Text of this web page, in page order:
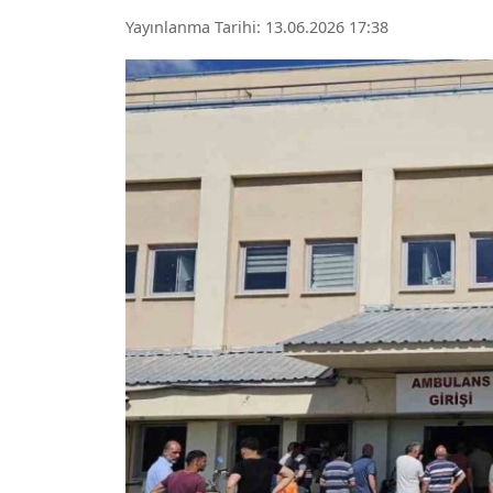
Yayınlanma Tarihi: 13.06.2026 17:38